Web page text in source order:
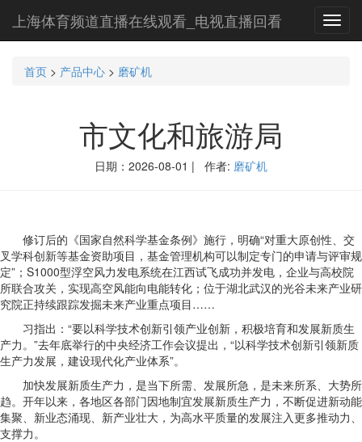
上海体育频道直播在线观看_电视直播回看
首页 > 产品中心 > 磨矿机
市文化和旅游局
日期：2026-08-01 | 作者: 磨矿机
修订后的《国家自然科学基金条例》施行，明确“对重大原创性、交
叉学科创新等基金资助项目，基金管理机构可以制定专门的申请与评审规
定”；S1000型浮空风力发电系统在江西试飞成功并发电，企业与高校院
所联合攻关，实现高空风能向电能转化；位于湖北武汉的光谷未来产业研
究院正持续跟踪发掘未来产业重点项目……
习指出：“要以科学技术创新引领产业创新，积极培育和发展新质生
产力。”去年底举行的中央经济工作会议提出，“以科学技术创新引领新质
生产力发展，建设现代化产业体系”。
加快发展新质生产力，是当下所需、发展所急，是未来所系、大势所
趋。开年以来，各地区各部门因地制宜发展新质生产力，不断促进新动能
集聚、新业态涌现、新产业壮大，为高水平质量的发展注入更多推动力、
支撑力。